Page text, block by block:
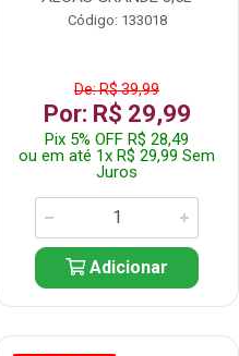
Código: 133018
De: R$ 39,99
Por: R$ 29,99
Pix 5% OFF R$ 28,49
ou em até 1x R$ 29,99 Sem
Juros
Adicionar